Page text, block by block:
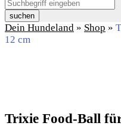
suchen
Dein Hundeland » Shop »
12 cm
Trixie Food-Ball